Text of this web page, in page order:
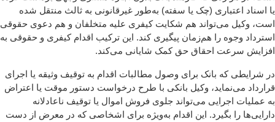
یا اسناد اعتباری (چک یا سفته) به‌طور غیرقانونی به ثالث منتقل شده
است، وکیل می‌تواند هم شکایت کیفری علیه متخلفان و هم دعوی حقوقی
استرداد وجوه را هم‌زمان پیگیری کند. این ترکیب اقدام کیفری و حقوقی به
افزایش سرعت احقاق حق کمک شایانی می‌کند.
در شرایطی که بانک برای وصول مطالبات اقدام به توقیف وثیقه یا اجرای
قرارداد می‌نماید، وکیل بانکی با طرح درخواست دستور موقت یا اعتراض
به عملیات اجرایی می‌تواند جلوی فروش اموال یا توقیف ناعادلانه
دارایی‌ها را بگیرد. این اقدام به‌ویژه برای اشخاصی که در معرض از دست